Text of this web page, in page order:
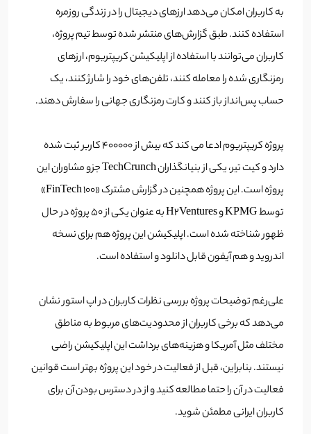
به کاربران امکان می‌دهد ارزهای دیجیتال را در زندگی روزمره
استفاده کنند. طبق گزارش‌های منتشر شده توسط تیم پروژه،
کاربران می‌توانند با استفاده از اپلیکیشن کریپتریوم، ارزهای
رمزنگاری شده را معامله کنند، تلفن‌های خود را شارژ کنند، یک
حساب پس‌انداز باز کنند و کارت رمزنگاری جهانی را سفارش دهند.
پروژه کریپتریوم ادعا می کند که بیش از 400000 کاربر ثبت شده
دارد و کیت تیر، یکی از بنیانگذاران TechCrunch جزو مشاوران این
پروژه است. این پروژه همچنین در گزارش مشترک «FinTech 100»
توسط KPMG و H2Ventures به عنوان یکی از 50 پروژه در حال
ظهور شناخته شده است. اپلیکیشن این پروژه هم برای نسخه
اندروید و هم آیفون قابل دانلود و استفاده است.
‌علی‌رغم توضیحات پروژه بررسی نظرات کاربران در اپ استور نشان
می‌دهد که برخی کاربران از محدودیت‌های مربوط به مناطق
مختلف مثل آمریکا و هزینه‌های برداشت این اپلیکیشن راضی
نیستند. بنابراین، قبل از فعالیت در خود این پروژه بهتر است قوانین
فعالیت در آن را حتما مطالعه کنید و از در دسترس بودن آن برای
کاربران ایرانی مطمئن شوید.